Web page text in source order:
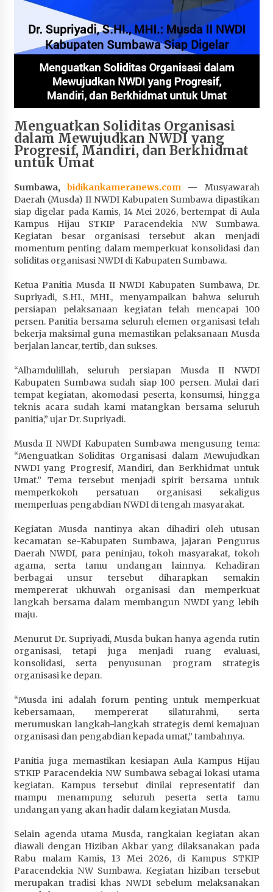
Penurunan Stunting di Sumbawa
4 minggu ago
Wabup Ansori Apresiasi Rekomendasi dan
Pandangan Fraksi – Fraksi DPRD Sumbawa
4 minggu ago
Bupati Sumbawa Lepas 487 Atlet dari Berbagai
NTB 2026
4 minggu ago
BAZNAS Kabupaten Sumbawa Salurkan Bantuan
Santong
4 minggu ago
Dosen UTS Siap Kembangkan Inovasi Lewat
Pelatihan PDPP 2026 Bali
4 minggu ago
Terapkan “Polantas Menyapa”, Satlantas Polres
Sumbawa Berupaya Wujudkan Pelayanan
Kepolisian yang Profesional
1 bulan ago
Capaian Program Pemerintah Kabupaten
1 bulan ago
Menguatkan Soliditas Organisasi
dalam Mewujudkan NWDI yang
Progresif, Mandiri, dan Berkhidmat
untuk Umat
Sumbawa, bidikankameranews.com— Musyawarah
Daerah (Musda) II NWDI Kabupaten Sumbawa dipastikan
siap digelar pada Kamis, 14 Mei 2026, bertempat di Aula
Kampus Hijau STKIP Paracendekia NW Sumbawa.
Kegiatan besar organisasi tersebut akan menjadi
momentum penting dalam memperkuat konsolidasi dan
soliditas organisasi NWDI di Kabupaten Sumbawa.
Ketua Panitia Musda II NWDI Kabupaten Sumbawa, Dr.
Supriyadi, S.HI., MHI., menyampaikan bahwa seluruh
persiapan pelaksanaan kegiatan telah mencapai 100
persen. Panitia bersama seluruh elemen organisasi telah
bekerja maksimal guna memastikan pelaksanaan Musda
berjalan lancar, tertib, dan sukses.
“Alhamdulillah, seluruh persiapan Musda II NWDI
Kabupaten Sumbawa sudah siap 100 persen. Mulai dari
tempat kegiatan, akomodasi peserta, konsumsi, hingga
teknis acara sudah kami matangkan bersama seluruh
panitia,” ujar Dr. Supriyadi.
Musda II NWDI Kabupaten Sumbawa mengusung tema:
“Menguatkan Soliditas Organisasi dalam Mewujudkan
NWDI yang Progresif, Mandiri, dan Berkhidmat untuk
Umat.” Tema tersebut menjadi spirit bersama untuk
memperkokoh persatuan organisasi sekaligus
memperluas pengabdian NWDI di tengah masyarakat.
Kegiatan Musda nantinya akan dihadiri oleh utusan
kecamatan se-Kabupaten Sumbawa, jajaran Pengurus
Daerah NWDI, para peninjau, tokoh masyarakat, tokoh
agama, serta tamu undangan lainnya. Kehadiran
berbagai unsur tersebut diharapkan semakin
mempererat ukhuwah organisasi dan memperkuat
langkah bersama dalam membangun NWDI yang lebih
maju.
Menurut Dr. Supriyadi, Musda bukan hanya agenda rutin
organisasi, tetapi juga menjadi ruang evaluasi,
konsolidasi, serta penyusunan program strategis
organisasi ke depan.
“Musda ini adalah forum penting untuk memperkuat
kebersamaan, mempererat silaturahmi, serta
merumuskan langkah-langkah strategis demi kemajuan
organisasi dan pengabdian kepada umat,” tambahnya.
Panitia juga memastikan kesiapan Aula Kampus Hijau
STKIP Paracendekia NW Sumbawa sebagai lokasi utama
kegiatan. Kampus tersebut dinilai representatif dan
mampu menampung seluruh peserta serta tamu
undangan yang akan hadir dalam kegiatan Musda.
Selain agenda utama Musda, rangkaian kegiatan akan
diawali dengan Hiziban Akbar yang dilaksanakan pada
Rabu malam Kamis, 13 Mei 2026, di Kampus STKIP
Paracendekia NW Sumbawa. Kegiatan hiziban tersebut
merupakan tradisi khas NWDI sebelum melaksanakan